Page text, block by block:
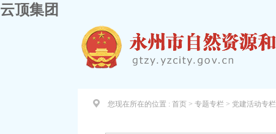
云顶集团
您现在所在的位置 : 首页 > 专题专栏 > 党建活动专栏